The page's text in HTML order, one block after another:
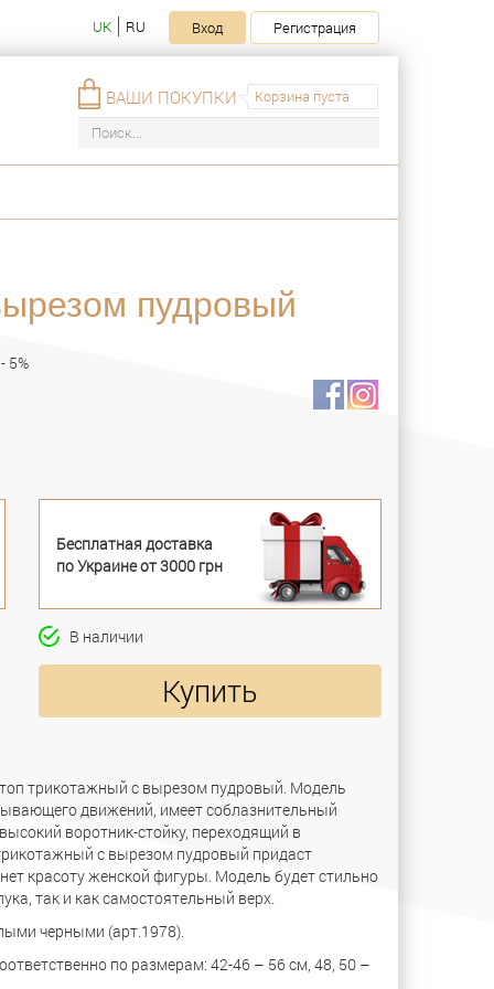
UK RU Вход Регистрация
Корзина пуста
ВАШИ ПОКУПКИ
пудровый
5%
Бесплатная доставка
по Украине от 3000 грн
В наличии
Купить
трикотажный с вырезом пудровый. Модель
движений, имеет соблазнительный
воротник-стойку, переходящий в
с вырезом пудровый придаст
красоту женской фигуры. Модель будет стильно
так и как самостоятельный верх.
черными (арт.1978).
по размерам: 42-46 – 56 см, 48, 50 –